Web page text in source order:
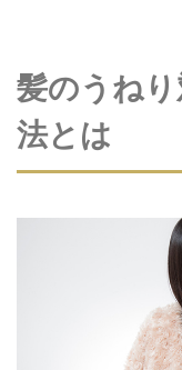
髪のうね
法とは